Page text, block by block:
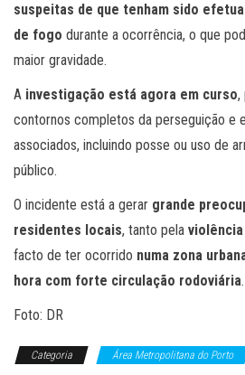
suspeitas de que tenham sido
de fogo durante a ocorrência, o que
maior gravidade.
A investigação está agora em curso,
contornos completos da perseguição e
associados, incluindo posse ou uso de
público.
O incidente está a gerar grande
residentes locais, tanto pela
facto de ter ocorrido numa zona
hora com forte circulação rodoviária.
Foto: DR
Categoria Área Metropolitana do Porto